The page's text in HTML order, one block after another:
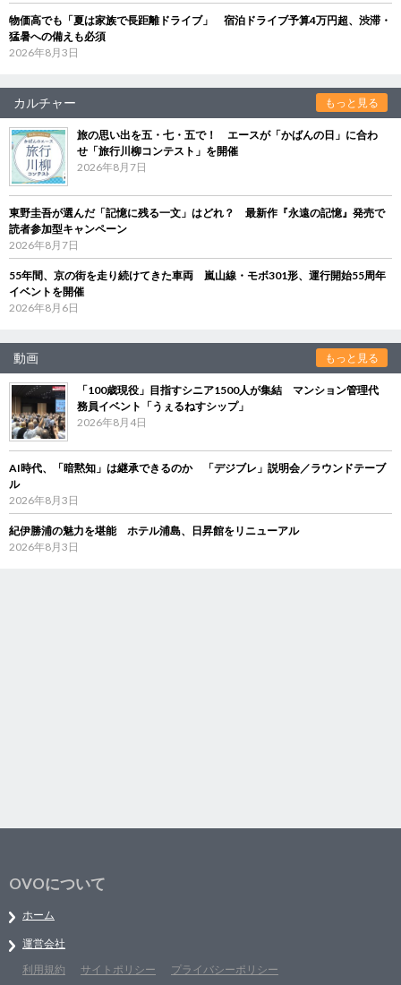
物価高でも「夏は家族で長距離ドライブ」 宿泊ドライブ予算4万円超、渋滞・
猛暑への備えも必須
2026年8月3日
カルチャー もっと見る
旅の思い出を五・七・五で！ エースが「かばんの日」に合わ
せ「旅行川柳コンテスト」を開催
2026年8月7日
東野圭吾が選んだ「記憶に残る一文」はどれ？ 最新作『永遠の記憶』発売で
読者参加型キャンペーン
2026年8月7日
55年間、京の街を走り続けてきた車両 嵐山線・モボ301形、運行開始55周年
イベントを開催
2026年8月6日
動画 もっと見る
「100歳現役」目指すシニア1500人が集結 マンション管理代
務員イベント「うぇるねすシップ」
2026年8月4日
AI時代、「暗黙知」は継承できるのか 「デジブレ」説明会／ラウンドテーブ
ル
2026年8月3日
紀伊勝浦の魅力を堪能 ホテル浦島、日昇館をリニューアル
2026年8月3日
OVOについて
ホーム
運営会社
利用規約
サイトポリシー プライバシーポリシー